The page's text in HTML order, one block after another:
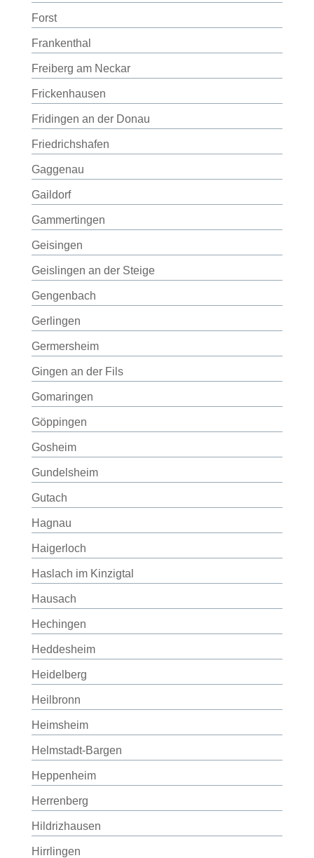
Forst
Frankenthal
Freiberg am Neckar
Frickenhausen
Fridingen an der Donau
Friedrichshafen
Gaggenau
Gaildorf
Gammertingen
Geisingen
Geislingen an der Steige
Gengenbach
Gerlingen
Germersheim
Gingen an der Fils
Gomaringen
Göppingen
Gosheim
Gundelsheim
Gutach
Hagnau
Haigerloch
Haslach im Kinzigtal
Hausach
Hechingen
Heddesheim
Heidelberg
Heilbronn
Heimsheim
Helmstadt-Bargen
Heppenheim
Herrenberg
Hildrizhausen
Hirrlingen